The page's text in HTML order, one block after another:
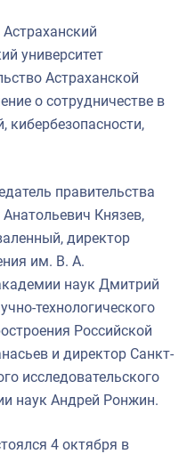
университет
Астраханской
о сотрудничестве в
кибербезопасности,
правительства
Князев,
директор
им. В. А.
наук Дмитрий
технологического
Российской
и директор Санкт-
исследовательского
наук Андрей Ронжин.
4 октября в